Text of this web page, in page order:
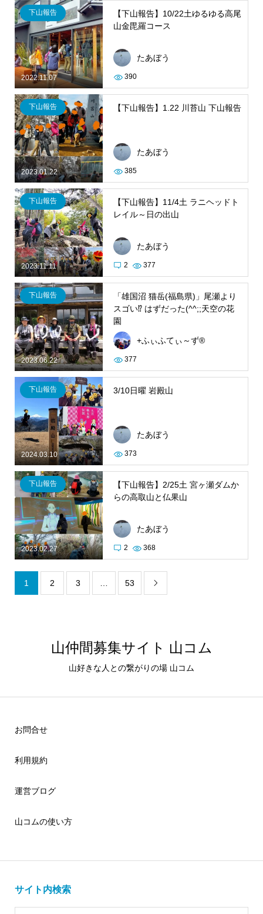
2022.11.07
下山報告
【下山報告】10/22土ゆるゆる高尾
山金毘羅コース
たあぼう
390
2023.01.22
下山報告 【下山報告】1.22 川苔山 下山報告
たあぼう
385
2023.11.11
下山報告
【下山報告】11/4土 ラニヘッドト
レイル～日の出山
たあぼう
2 377
2023.06.22
下山報告
「雄国沼 猫岳(福島県)」尾瀬より
スゴい⁉︎ はずだった(^^;;天空の花
園
+ふぃふてぃ～ず®︎
377
2024.03.10
下山報告 3/10日曜 岩殿山
たあぼう
373
2023.02.27
下山報告
【下山報告】2/25土 宮ヶ瀬ダムか
らの高取山と仏果山
たあぼう
2 368
1 2 3 53 
山仲間募集サイト 山コム
山好きな人との繋がりの場 山コム
お問合せ
利用規約
運営ブログ
山コムの使い方
サイト内検索